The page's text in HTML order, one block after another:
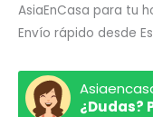
AsiaEnCasa para tu
Envío rápido desde
¿Dudas?